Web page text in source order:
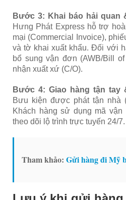
Bước 3: Khai báo hải quan
Hưng Phát Express hỗ trợ
mại (Commercial Invoice),
và tờ khai xuất khẩu. Đối với
bổ sung vận đơn (AWB/Bill
nhận xuất xứ (C/O).
Bước 4: Giao hàng tận tay
Bưu kiện được phát tận nhà
Khách hàng sử dụng mã
theo dõi lộ trình trực tuyến 24/7.
Tham khảo: Gửi hàng đi Mỹ